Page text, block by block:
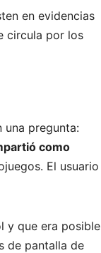
en evidencias
circula por los
una pregunta:
como
El usuario
y que era posible
de pantalla de